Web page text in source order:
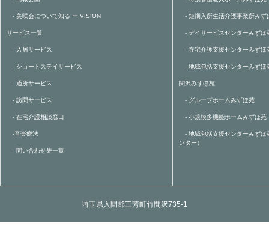
- 美咲会について知る ー VISION
サービス一覧
- 入居サービス
- ショートステイサービス
- 通所サービス
- 訪問サービス
- 在宅介護相談窓口
-音楽療法
- 問い合わせ先一覧
- 短期入所生活介護事業所みず
- デイサービスセンターみずほ
- 在宅介護支援センターみずほ
- 地域包括支援センターみずほ
関沢みずほ苑
- グループホームみずほ苑
- 小規模多機能ホームみずほ苑
- 地域包括支援センターみずほ
ンター）
埼玉県入間郡三芳町竹間沢735-1